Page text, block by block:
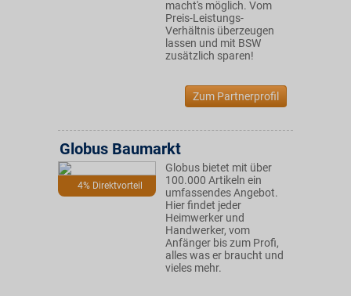
macht's möglich. Vom
Preis-Leistungs-
Verhältnis überzeugen
lassen und mit BSW
zusätzlich sparen!
Zum Partnerprofil
4% Direktvorteil
Globus Baumarkt
Globus bietet mit über
100.000 Artikeln ein
umfassendes Angebot.
Hier findet jeder
Heimwerker und
Handwerker, vom
Anfänger bis zum Profi,
alles was er braucht und
vieles mehr.